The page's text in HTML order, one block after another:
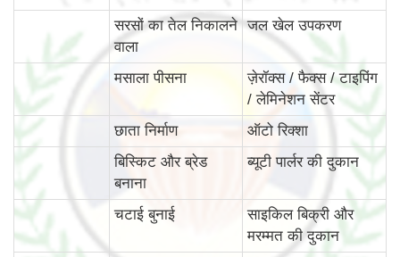
सरसों का तेल निकालने
वाला
जल खेल उपकरण
मसाला पीसना
ज़ेरॉक्स / फैक्स / टाइपिंग
/ लेमिनेशन सेंटर
छाता निर्माण
ऑटो रिक्शा
बिस्किट और ब्रेड
बनाना
ब्यूटी पार्लर की दुकान
चटाई बुनाई
साइकिल बिक्री और
मरम्मत की दुकान